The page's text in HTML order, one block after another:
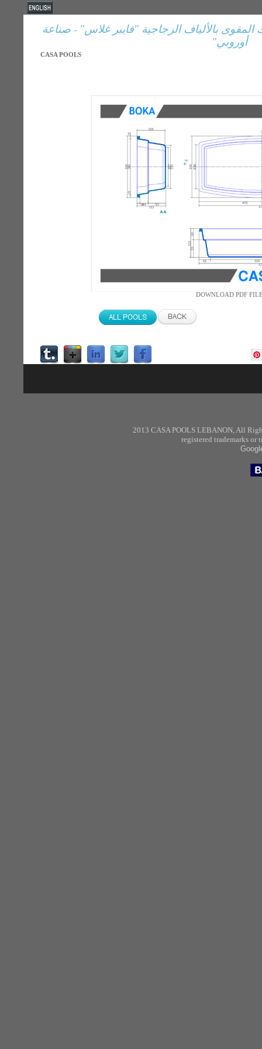
بالألياف الزجاجية "فايبر غلاس" - صناعة
أوروبي"
CASA POOLS
DOWNLOAD PDF
2013 CASA POOLS LEBANON,All
registered trademarks or